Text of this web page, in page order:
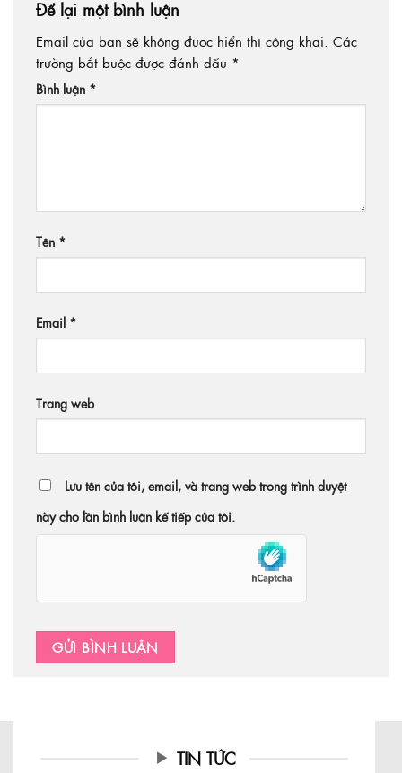
Để lại một bình luận
Email của bạn sẽ không được hiển thị công khai. Các
trường bắt buộc được đánh dấu *
Bình luận *
Tên *
Email *
Trang web
Lưu tên của tôi, email, và trang web trong trình duyệt
này cho lần bình luận kế tiếp của tôi.
TIN TỨC